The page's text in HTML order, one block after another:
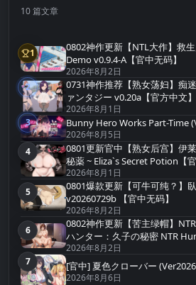
10 篇文章
第1名
1
0802神作更新【NTL大作】救
Demo v0.9.4-A【官中无码】
2026年8月2日
第2名
2
0731神作推荐【熟女荡妇】痴
ァンタジー v0.20a【官方中文】
2026年8月1日
第3名
3 Bunny Hero Works Part-Time
2026年8月5日
第4名
4
0801更新官中【熟女后宫】伊
秘薬 ~ Eliza`s Secret Potion【官
2026年8月1日
第5名
5
0801爆款更新【可牛可纯？】
v20260729b 【官中无码】
2026年8月2日
第6名
6
0802神作更新【苦主绿帽】
ハンター：久子の秘密 NTR
2026年8月2日
第7名
7 [官中] 夏色クローバー
2026年8月6日